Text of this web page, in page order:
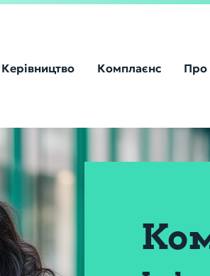
Керівництво Комплаєнс Про